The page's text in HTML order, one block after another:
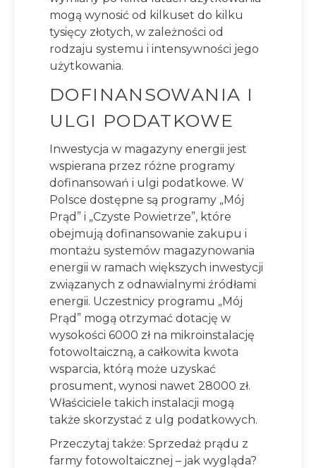
mogą wynosić od kilkuset do kilku
tysięcy złotych, w zależności od
rodzaju systemu i intensywności jego
użytkowania.
DOFINANSOWANIA I
ULGI PODATKOWE
Inwestycja w magazyny energii jest
wspierana przez różne programy
dofinansowań i ulgi podatkowe. W
Polsce dostępne są programy „Mój
Prąd” i „Czyste Powietrze”, które
obejmują dofinansowanie zakupu i
montażu systemów magazynowania
energii w ramach większych inwestycji
związanych z odnawialnymi źródłami
energii. Uczestnicy programu „Mój
Prąd” mogą otrzymać dotację w
wysokości 6000 zł na mikroinstalację
fotowoltaiczną, a całkowita kwota
wsparcia, którą może uzyskać
prosument, wynosi nawet 28000 zł.
Właściciele takich instalacji mogą
także skorzystać z ulg podatkowych.
Przeczytaj także: Sprzedaż prądu z
farmy fotowoltaicznej – jak wygląda?